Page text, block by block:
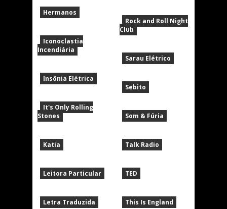
Hermanos
Iconoclastia
Incendiária
Insônia Elétrica
It's Only Rolling
Stones
Katia
Leitora Particular
Letra Traduzida
Rock and Roll Night
Club
Sarau Elétrico
Sebito
Som & Fúria
Talk Radio
TED
This Is England